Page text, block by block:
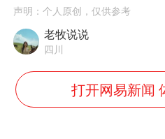
上海大
《披荆
“伊斯
声明：个人原创，仅供参考
老牧说说
四川
打开网易新闻